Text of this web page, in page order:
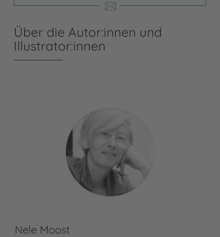
Über die Autor:innen und
Illustrator:innen
Nele Moost